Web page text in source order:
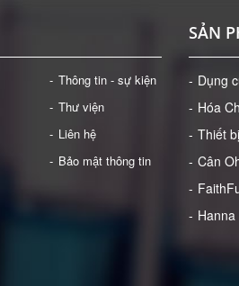
Thông tin - sự kiện
Thư viện
Liên hệ
Bảo mật thông tin
SẢN
Dụng
Hóa
Thiết bị
Cân
Hanna